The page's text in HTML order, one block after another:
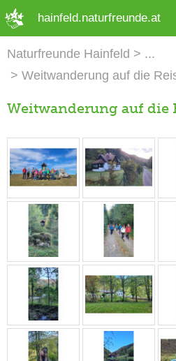
hainfeld.naturfreunde.at
Naturfreunde Hainfeld
Weitwanderung auf die
Weitwanderung auf die